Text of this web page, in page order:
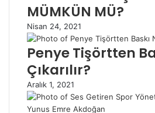
MÜMKÜN MÜ?
Nisan 24, 2021
Penye Tişörtten
Çıkarılır?
Aralık 1, 2021